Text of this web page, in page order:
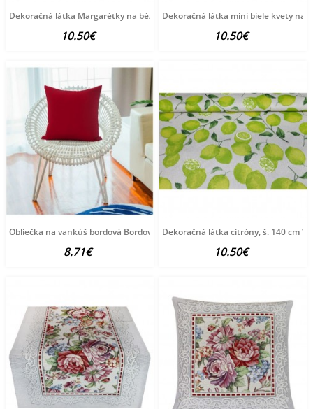
Dekoračná látka Margarétky na béžovom, š. 140 cm
10.50€
Dekoračná látka mini biele kvety na
10.50€
Obliečka na vankúš bordová Bordová 40x40 cm
8.71€
Dekoračná látka citróny, š. 140 cm
10.50€